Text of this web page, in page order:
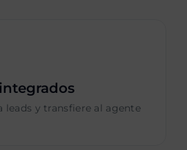
leads y transfiere al agente